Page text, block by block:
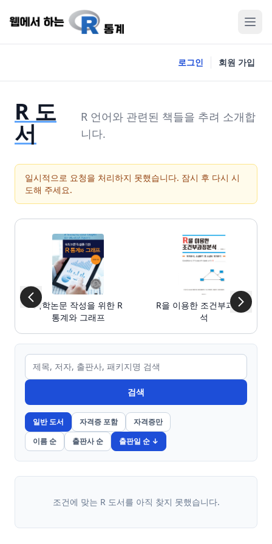
로그인 회원 가입
R 도
서
R 언어와 관련된 책들을 추려 소개합
니다.
일시적으로 요청을 처리하지 못했습니다. 잠시 후 다시 시
도해 주세요.
의학논문 작성을 위한 R
통계와 그래프
R을 이용한 조건부과정분
석
검색
일반 도서 자격증 포함
자격증만
이름 순
출판사 순 출판일 순 ↓
조건에 맞는 R 도서를 아직 찾지 못했습니다.